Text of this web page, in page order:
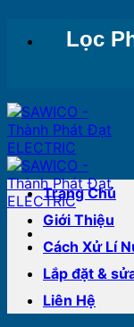
qua
Lọc
Trang Chủ
Giới Thiệu
Cách Xử Lí
Lắp đặt &
Liên Hệ